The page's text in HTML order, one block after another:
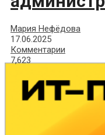
Мария Нефёдова
17.06.2025
Комментарии
7,623